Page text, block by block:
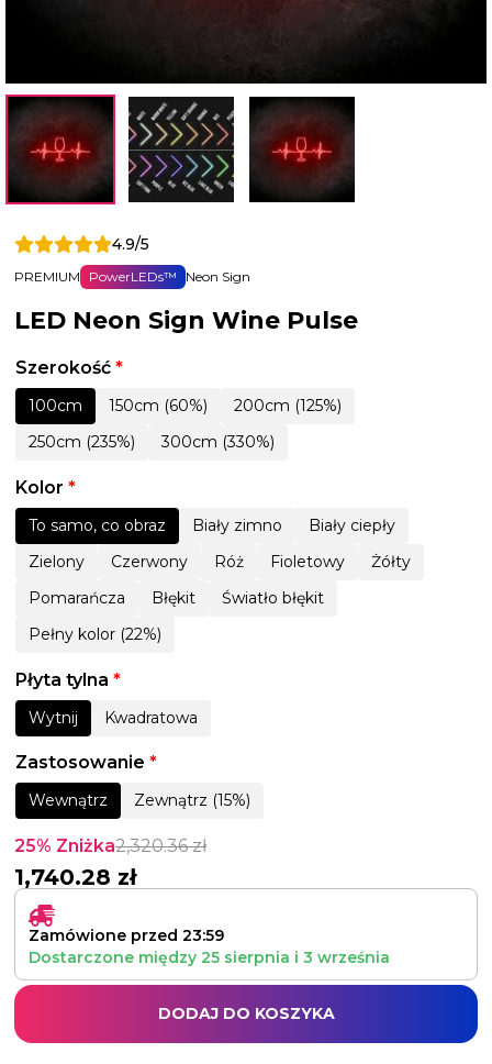
4.9/5
PREMIUM PowerLEDs™ Neon Sign
LED Neon Sign Wine Pulse
Szerokość *
100cm 150cm (60%)
200cm (125%)
250cm (235%)
300cm (330%)
Kolor *
To samo, co obraz Biały zimno
Biały ciepły
Zielony
Czerwony Róż Fioletowy
Żółty
Pomarańcza
Błękit
Światło błękit
Pełny kolor (22%)
Płyta tylna *
Wytnij Kwadratowa
Zastosowanie *
Wewnątrz Zewnątrz (15%)
25% Zniżka2,320.36zł
1,740.28 zł
Zamówione przed 23:59
Dostarczone między 25 sierpnia i 3 września
DODAJ DO KOSZYKA